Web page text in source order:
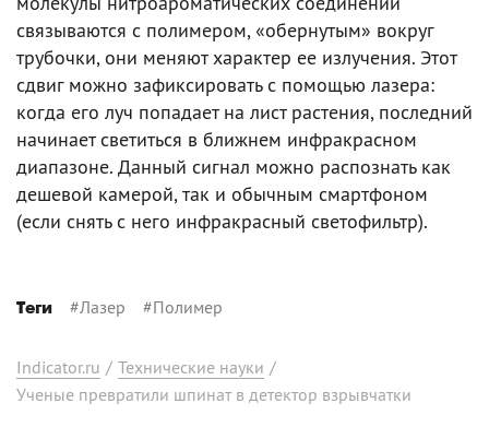
связываются с полимером, «обернутым» вокруг
трубочки, они меняют характер ее излучения. Этот
сдвиг можно зафиксировать с помощью лазера:
когда его луч попадает на лист растения, последний
начинает светиться в ближнем инфракрасном
диапазоне. Данный сигнал можно распознать как
дешевой камерой, так и обычным смартфоном
(если снять с него инфракрасный светофильтр).
Теги #Лазер #Полимер
Indicator.ru / Технические науки /
Ученые превратили шпинат в детектор взрывчатки